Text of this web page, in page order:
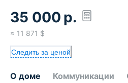
35 000 р.
≈ 11 871 $
Следить за ценой
О доме Коммуникации